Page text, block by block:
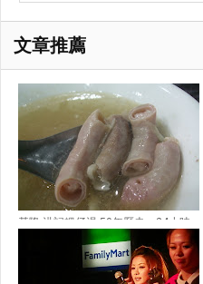
文章推薦
基隆-洪記粿仔湯-50年歷史、24小時